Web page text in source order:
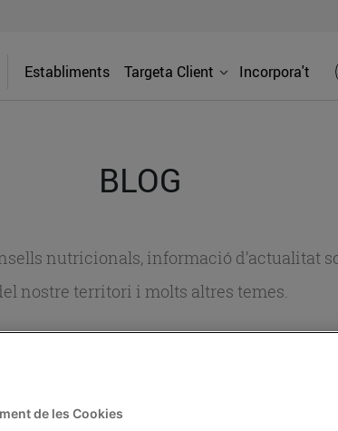
Establiments Targeta Client Incorpora't
BLOG
nutricionals, informació d’actualitat
nostre territori i molts altres temes.
de les Cookies